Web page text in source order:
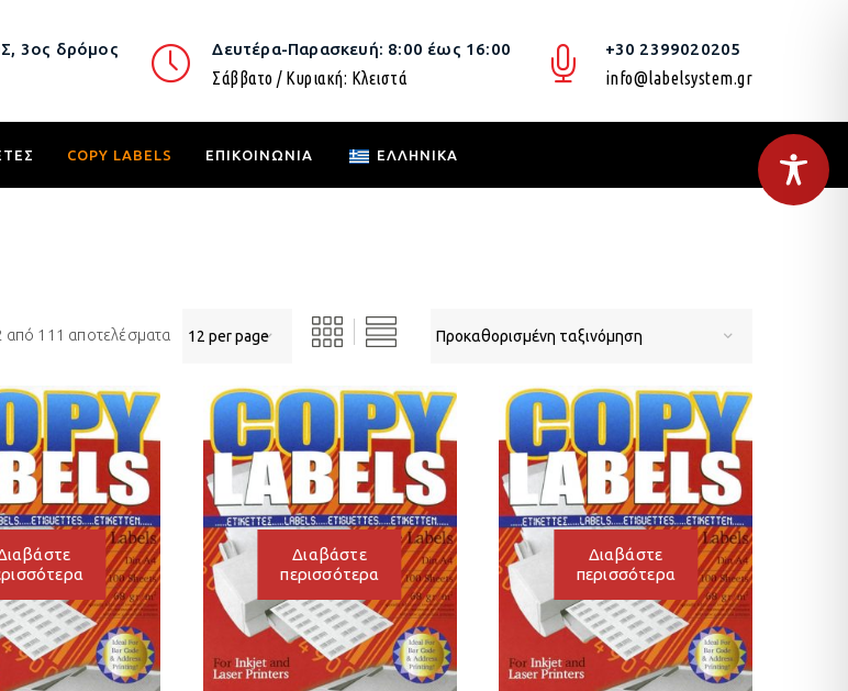
3ος δρόμος Δευτέρα-Παρασκευή: 8:00 έως 16:00
Σάββατο / Κυριακή: Κλειστά
+30 2399020205
info@labelsystem.gr
COPY LABELS ΕΠΙΚΟΙΝΩΝΙΑ ΕΛΛΗΝΙΚΆ
από 111 αποτελέσματα
Διαβάστε
περισσότερα
Διαβάστε
περισσότερα